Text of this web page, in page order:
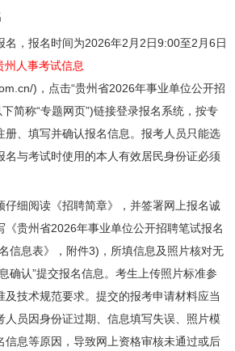
，报名时间为2026年2月2日9:00至2月6日
州人事考试信息
)，点击“贵州省2026年事业单位公开招
简称“专题网页”)链接登录报名系统，按专
册、填写并确认报名信息。报考人员只能选
名与考试时使用的本人有效居民身份证必须
细阅读《招聘简章》，并签署网上报名诚
《贵州省2026年事业单位公开招聘笔试报名
信息表》，附件3)，所填信息及照片核对无
确认”提交报名信息。考生上传照片标准参
及技术规范要求。提交的报考申请材料应当
人员因身份证过期、信息填写失误、照片模
信息等原因，导致网上资格审核未通过或后